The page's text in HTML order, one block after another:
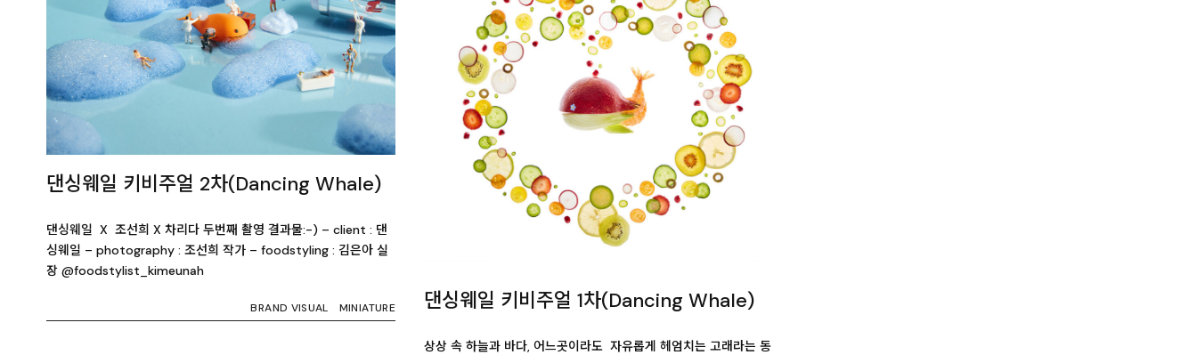
댄싱웨일 키비주얼 2차(Dancing Whale)
댄싱웨일 X 조선희 X 차리다 두번째 촬영 결과물:-) – client : 댄
싱웨일 – photography : 조선희 작가 – foodstyling : 김은아 실
장 @foodstylist_kimeunah
BRAND VISUAL MINIATURE 댄싱웨일 키비주얼 1차(Dancing Whale)
상상 속 하늘과 바다, 어느곳이라도 자유롭게 헤엄치는 고래라는 동